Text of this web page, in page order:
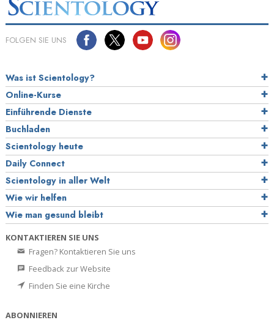
FOLGEN SIE UNS
Was ist Scientology?
Online-Kurse
Einführende Dienste
Buchladen
Scientology heute
Daily Connect
Scientology in aller Welt
Wie wir helfen
Wie man gesund bleibt
KONTAKTIEREN SIE UNS
Fragen? Kontaktieren Sie uns
Feedback zur Website
Finden Sie eine Kirche
ABONNIEREN